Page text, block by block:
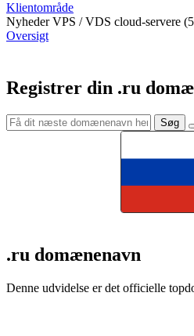
Klientområde
Nyheder VPS / VDS cloud-servere
Oversigt
Registrer din .ru
.ru domænenavn
Denne udvidelse er det officielle